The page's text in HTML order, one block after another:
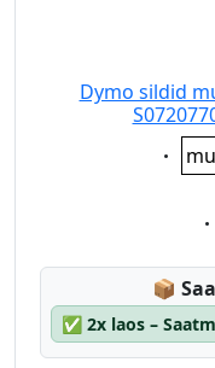
Dymo sildid
📦
✅ 2x laos –